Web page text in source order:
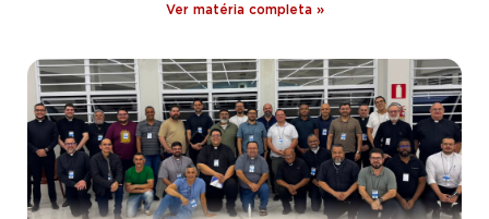
Ver matéria completa »